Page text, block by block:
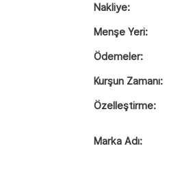
Nakliye:
Menşe Yeri:
Ödemeler:
Kurşun Zamanı:
Özelleştirme:
Marka Adı: